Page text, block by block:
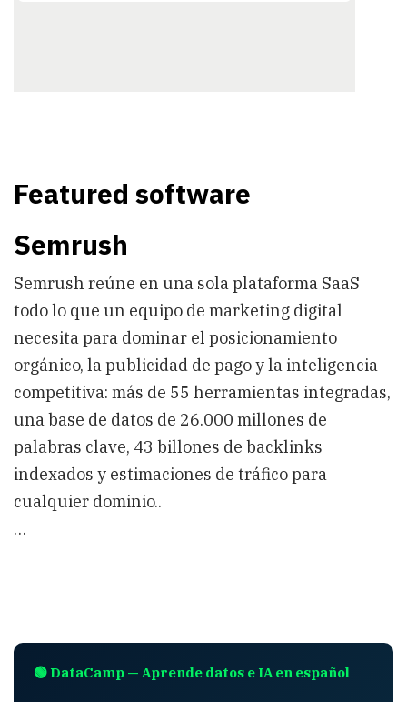
Featured software
Semrush
Semrush reúne en una sola plataforma SaaS
todo lo que un equipo de marketing digital
necesita para dominar el posicionamiento
orgánico, la publicidad de pago y la inteligencia
competitiva: más de 55 herramientas integradas,
una base de datos de 26.000 millones de
palabras clave, 43 billones de backlinks
indexados y estimaciones de tráfico para
cualquier dominio..
…
🟢 DataCamp — Aprende datos e IA en español